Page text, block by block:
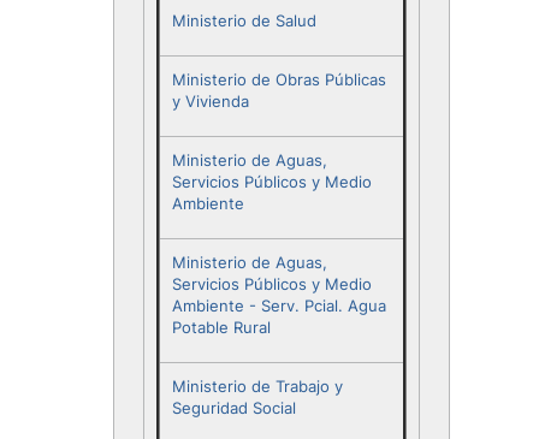
Ministerio de Salud
Ministerio de Obras Públicas
y Vivienda
Ministerio de Aguas,
Servicios Públicos y Medio
Ambiente
Ministerio de Aguas,
Servicios Públicos y Medio
Ambiente - Serv. Pcial. Agua
Potable Rural
Ministerio de Trabajo y
Seguridad Social